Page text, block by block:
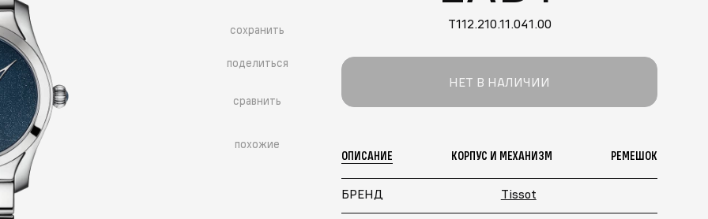
сохранить
поделиться
сравнить
похожие
T112.210.11.041.00
НЕТ В НАЛИЧИИ
ОПИСАНИЕ КОРПУС И МЕХАНИЗМ РЕМЕШОК
БРЕНД Tissot